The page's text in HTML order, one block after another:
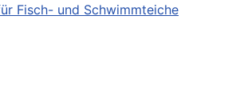
Fisch- und Schwimmteiche